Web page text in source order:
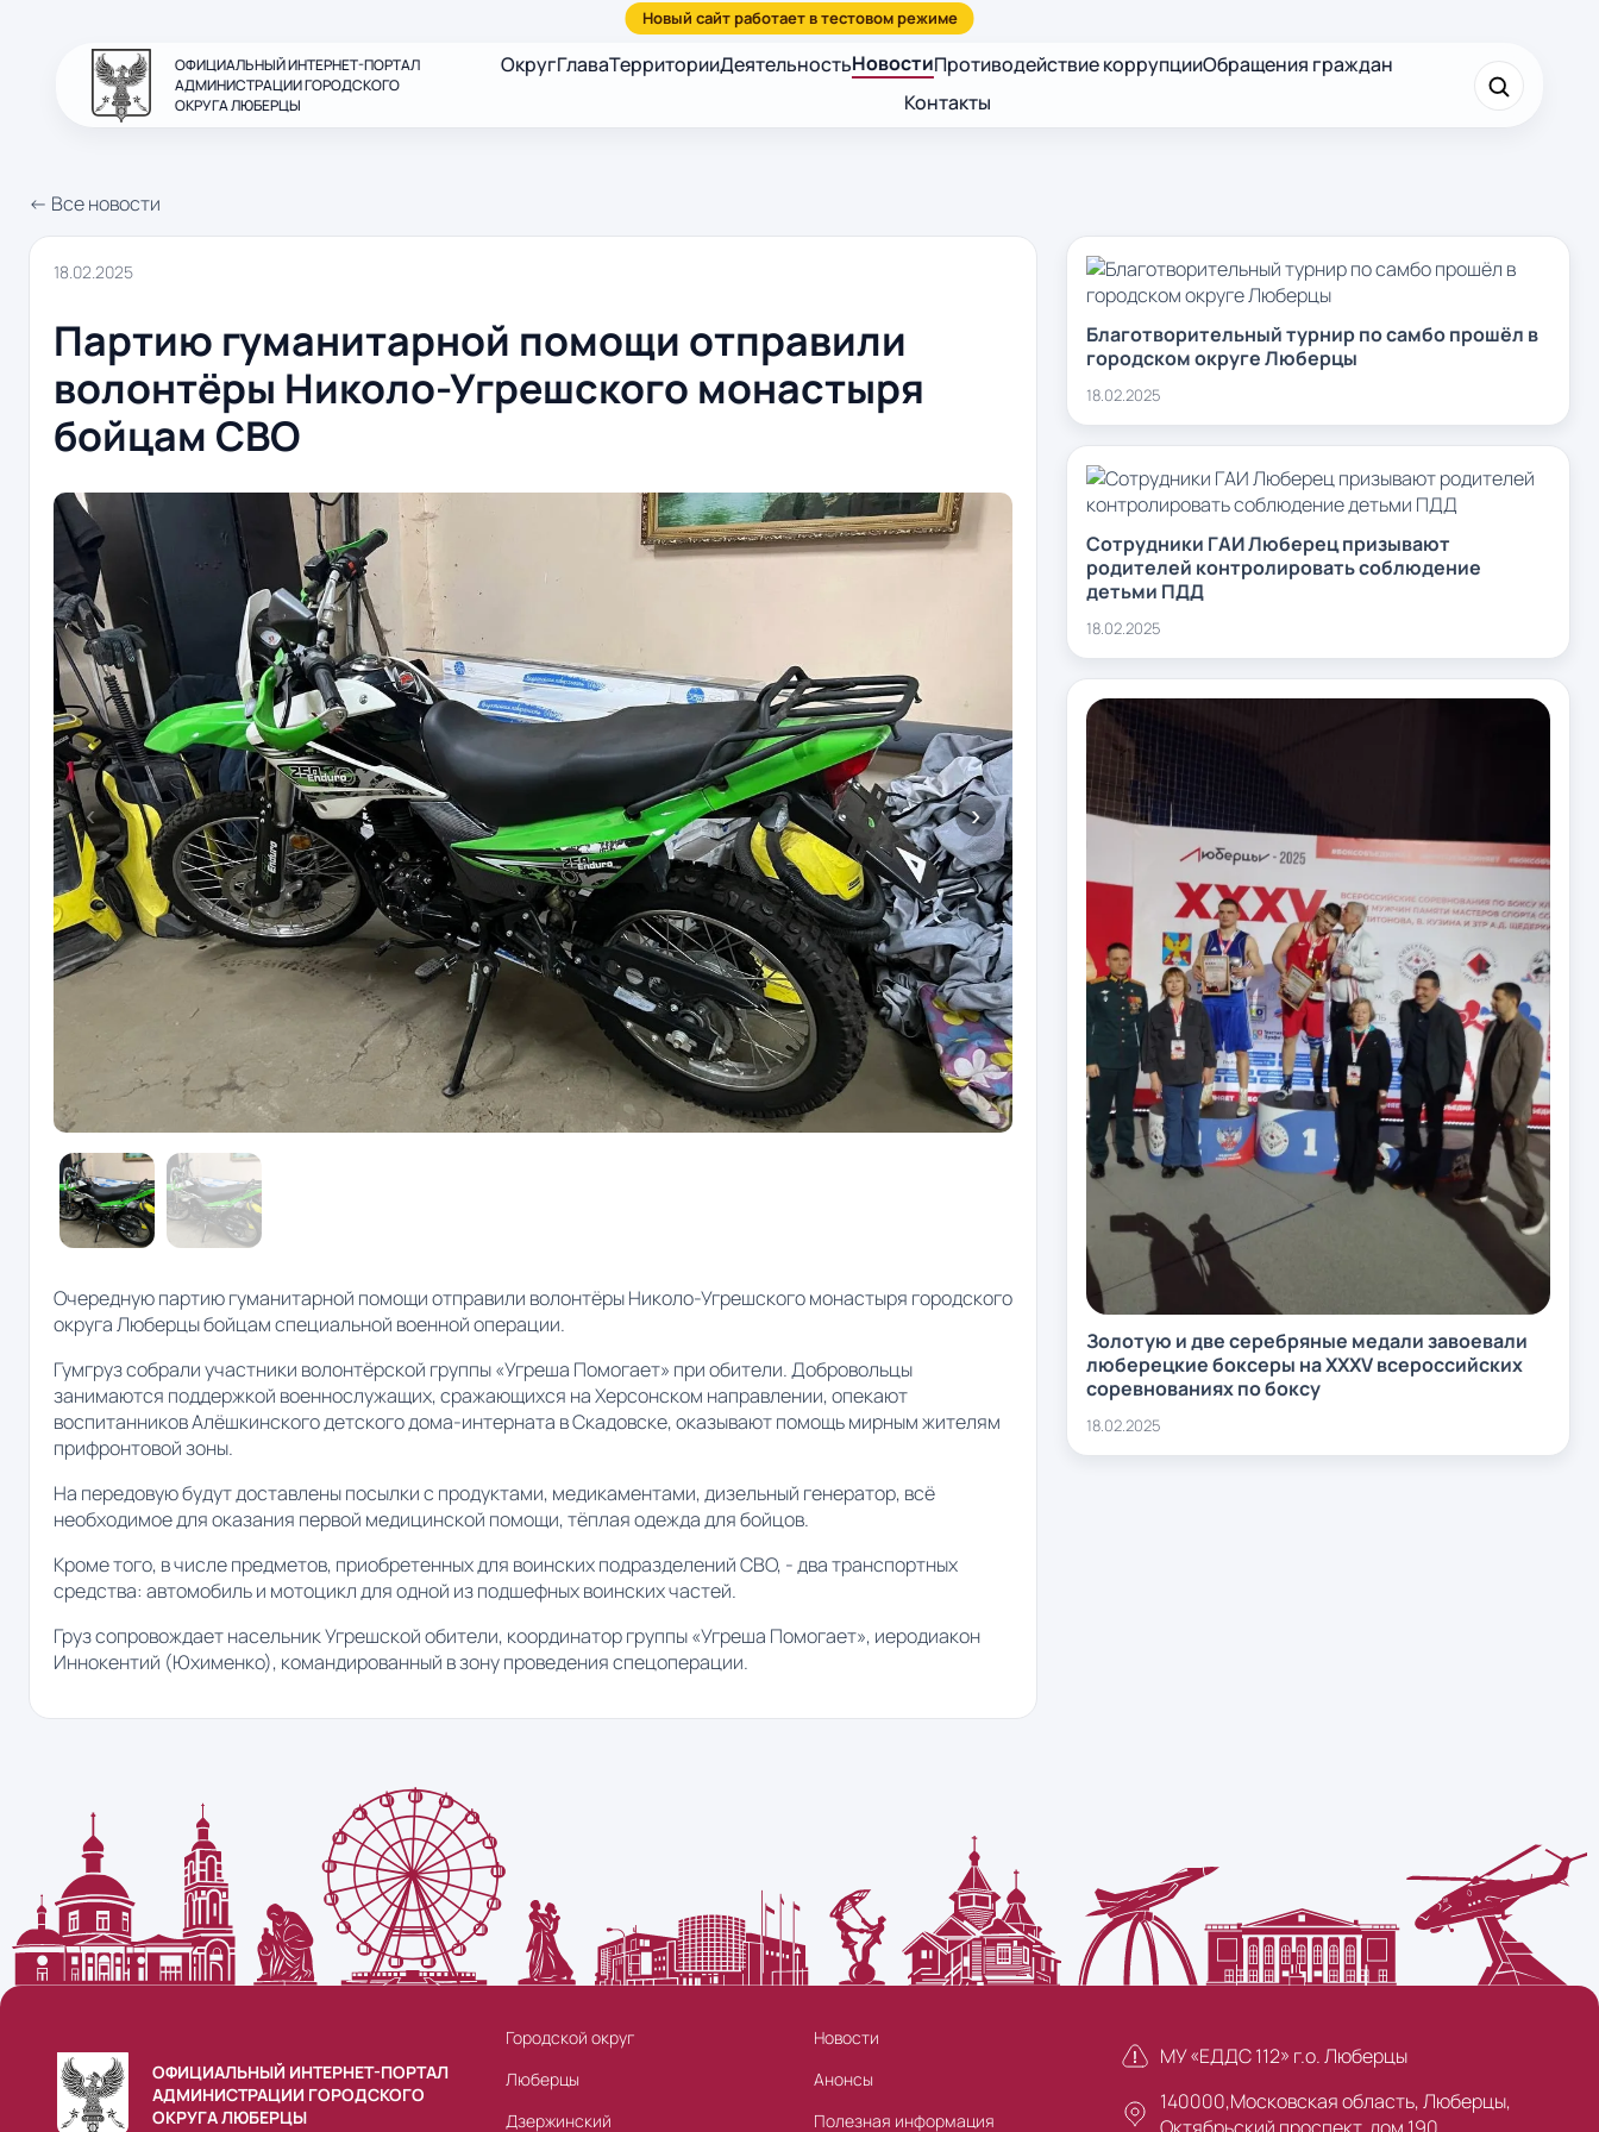
ОФИЦИАЛЬНЫЙ ИНТЕРНЕТ-ПОРТАЛ
АДМИНИСТРАЦИИ ГОРОДСКОГО
ОКРУГА ЛЮБЕРЦЫ
ОкругГлаваТерриторииДеятельностьНовостиПротиводействие коррупцииОбращения граждан
Контакты
← Все новости
18.02.2025
Партию гуманитарной помощи отправили
волонтёры Николо-Угрешского монастыря
бойцам СВО
Очередную партию гуманитарной помощи отправили волонтёры Николо-Угрешского монастыря городского
округа Люберцы бойцам специальной военной операции.
Гумгруз собрали участники волонтёрской группы «Угреша Помогает» при обители. Добровольцы
занимаются поддержкой военнослужащих, сражающихся на Херсонском направлении, опекают
воспитанников Алёшкинского детского дома-интерната в Скадовске, оказывают помощь мирным жителям
прифронтовой зоны.
На передовую будут доставлены посылки с продуктами, медикаментами, дизельный генератор, всё
необходимое для оказания первой медицинской помощи, тёплая одежда для бойцов.
Кроме того, в числе предметов, приобретенных для воинских подразделений СВО, - два транспортных
средства: автомобиль и мотоцикл для одной из подшефных воинских частей.
Груз сопровождает насельник Угрешской обители, координатор группы «Угреша Помогает», иеродиакон
Иннокентий (Юхименко), командированный в зону проведения спецоперации.
Благотворительный турнир по самбо прошёл в
городском округе Люберцы
18.02.2025
Сотрудники ГАИ Люберец призывают
родителей контролировать соблюдение
детьми ПДД
18.02.2025
Золотую и две серебряные медали завоевали
люберецкие боксеры на XXXV всероссийских
соревнованиях по боксу
18.02.2025
ОФИЦИАЛЬНЫЙ ИНТЕРНЕТ-ПОРТАЛ
АДМИНИСТРАЦИИ ГОРОДСКОГО
ОКРУГА ЛЮБЕРЦЫ
Городской округ
Люберцы
Дзержинский
Новости
Анонсы
Полезная информация
МУ «ЕДДС 112» г.о. Люберцы
140000,Московская область, Люберцы,